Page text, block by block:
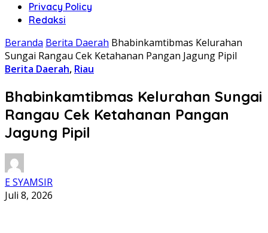
Privacy Policy
Redaksi
Beranda Berita Daerah Bhabinkamtibmas Kelurahan
Sungai Rangau Cek Ketahanan Pangan Jagung Pipil
Berita Daerah, Riau
Bhabinkamtibmas Kelurahan Sungai
Rangau Cek Ketahanan Pangan
Jagung Pipil
E SYAMSIR
Juli 8, 2026